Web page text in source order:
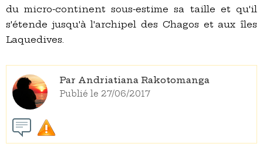
du micro-continent sous-estime sa taille et qu'il
s'étende jusqu'à l'archipel des Chagos et aux îles
Laquedives.
Par Andriatiana Rakotomanga
Publié le 27/06/2017